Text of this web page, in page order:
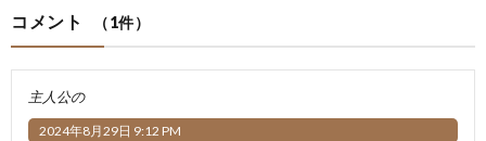
コメント （1件）
主人公の
2024年8月29日 9:12 PM